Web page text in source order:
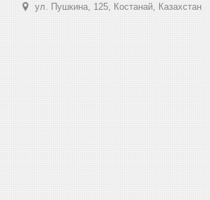
ул. Пушкина, 125, Костанай, Казахстан